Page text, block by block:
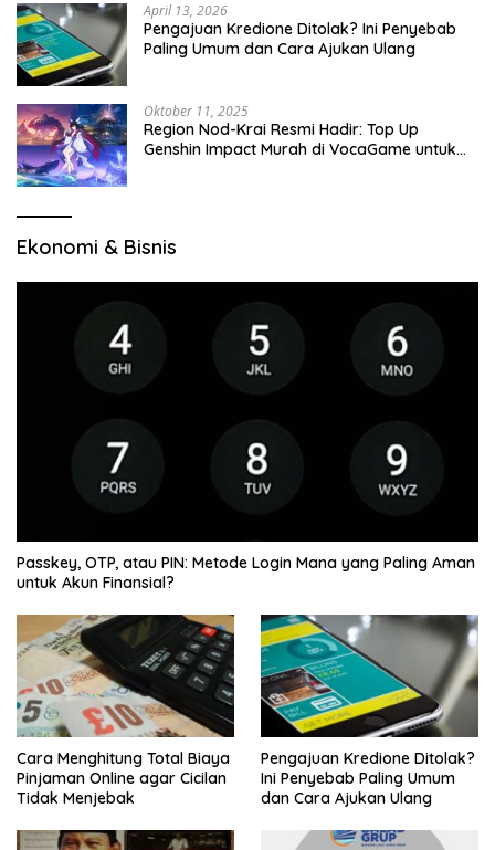
April 13, 2026
Pengajuan Kredione Ditolak? Ini Penyebab
Paling Umum dan Cara Ajukan Ulang
Oktober 11, 2025
Region Nod-Krai Resmi Hadir: Top Up
Genshin Impact Murah di VocaGame untuk
Ekonomi & Bisnis
Passkey, OTP, atau PIN: Metode Login Mana yang Paling Aman
untuk Akun Finansial?
Cara Menghitung Total Biaya
Pinjaman Online agar Cicilan
Tidak Menjebak
Pengajuan Kredione Ditolak?
Ini Penyebab Paling Umum
dan Cara Ajukan Ulang